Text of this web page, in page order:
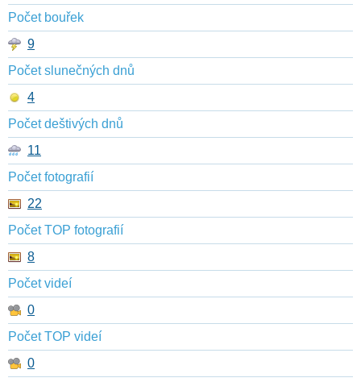
Počet bouřek
9
Počet slunečných dnů
4
Počet deštivých dnů
11
Počet fotografií
22
Počet TOP fotografií
8
Počet videí
0
Počet TOP videí
0